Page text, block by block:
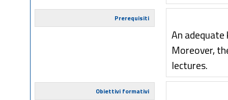
Prerequisiti
An
Moreover,
lectures.
Obiettivi formativi